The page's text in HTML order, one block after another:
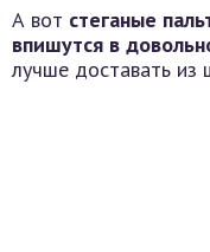
А вот стеганые
впишутся в
лучше доставать из